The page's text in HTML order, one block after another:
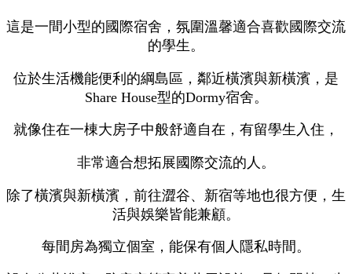
這是一間小型的國際宿舍，氛圍溫馨適合喜歡國際交流
的學生。
位於生活機能便利的綱島區，鄰近橫濱與新橫濱，是
Share House型的Dormy宿舍。
就像住在一棟大房子中般舒適自在，有留學生入住，
非常適合想拓展國際交流的人。
除了橫濱與新橫濱，前往澀谷、新宿等地也很方便，生
活與娛樂皆能兼顧。
每間房為獨立個室，能保有個人隱私時間。